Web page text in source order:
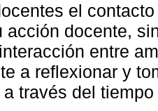
el
acción docente,
entre
a reflexionar y
través del